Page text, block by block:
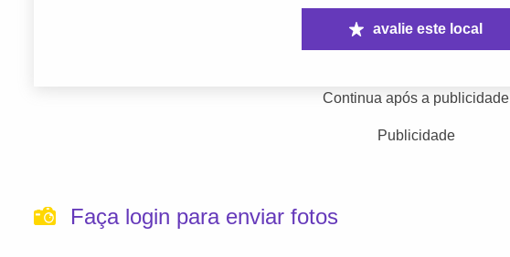
avalie este local
Continua após a publicidade
Publicidade
Faça login para enviar fotos